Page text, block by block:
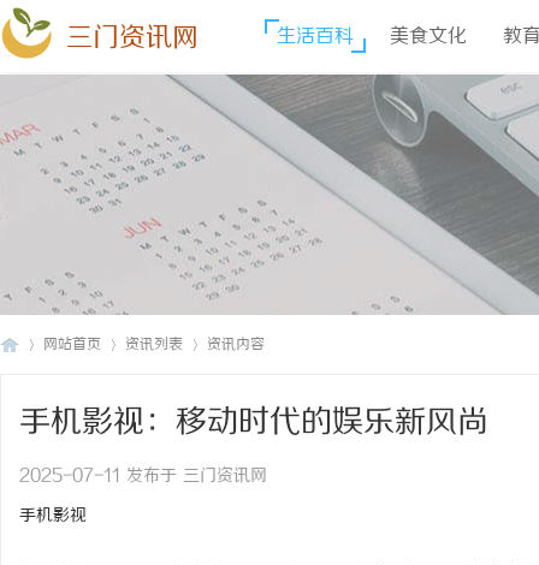
三门资讯网 生活百科 美食文化 教
网站首页 资讯列表 资讯内容
手机影视：移动时代的娱乐新风尚
2025-07-11 发布于 三门资讯网
手机影视